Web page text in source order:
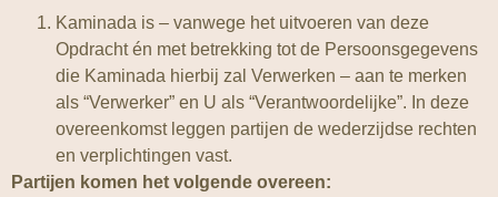
Kaminada is – vanwege het uitvoeren van deze
Opdracht én met betrekking tot de Persoonsgegevens
die Kaminada hierbij zal Verwerken – aan te merken
als “Verwerker” en U als “Verantwoordelijke”. In deze
overeenkomst leggen partijen de wederzijdse rechten
en verplichtingen vast.
Partijen komen het volgende overeen: